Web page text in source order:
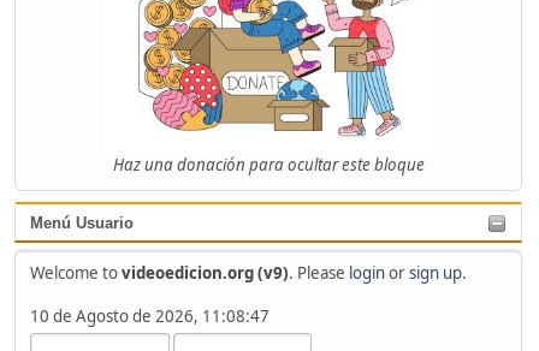
Haz una donación para ocultar este bloque
Menú Usuario
Welcome tovideoedicion.org (v9). Please loginorsign up.
10 de Agosto de 2026, 11:08:47